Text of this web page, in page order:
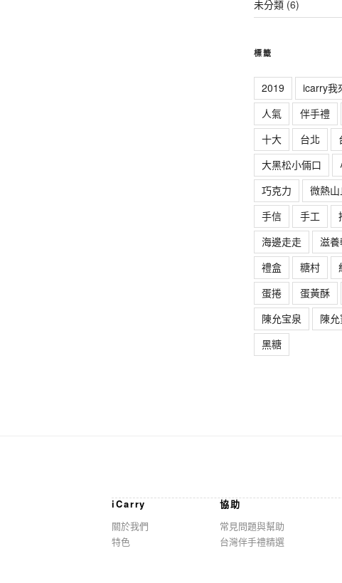
未分類(6)
標籤
2019 icarry我
人氣
伴手禮
十大
台北
大黑松小倆口
巧克力
微熱山
手信
手工
海邊走走
滋
禮盒
糖村
蛋捲
蛋黃酥
陳允宝泉
陳
黑糖
iCarry
關於我們
特色
協助
常見問題與幫助
台灣伴手禮精選